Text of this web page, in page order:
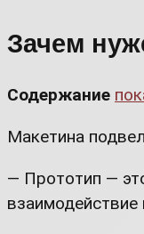
Зачем
Содержание
Макетина
— Прототип —
взаимодействие